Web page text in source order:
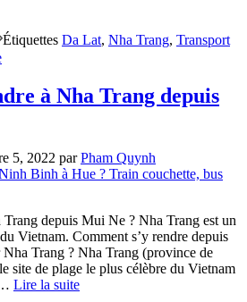
Étiquettes Da Lat, Nha Trang, Transport
à Nha Trang depuis
5, 2022 parPham Quynh
depuis Mui Ne ? Nha Trang est un
Vietnam. Comment s’y rendre depuis
Trang ? Nha Trang (province de
site de plage le plus célèbre du Vietnam
Lire la suite